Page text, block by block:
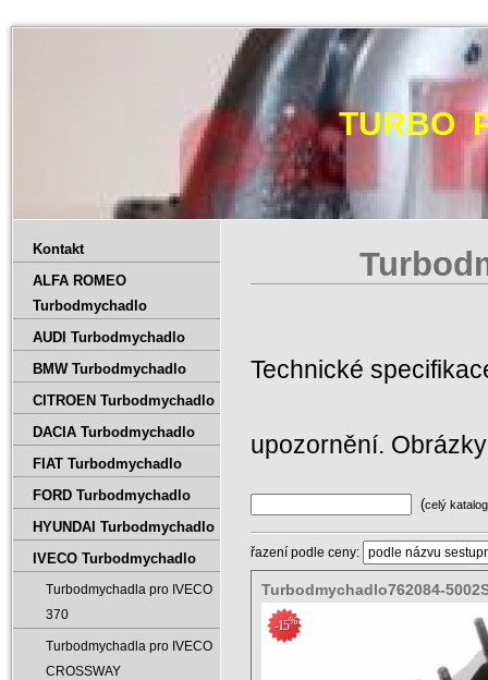
TURBO
Technické
upozornění.
(celý katalog
řazení podle ceny:
Turbodmychadlo762084-
504136806
-15%
Kontakt
ALFA ROMEO
Turbodmychadlo
AUDI Turbodmychadlo
BMW Turbodmychadlo
CITROEN Turbodmychadlo
DACIA Turbodmychadlo
FIAT Turbodmychadlo
FORD Turbodmychadlo
HYUNDAI Turbodmychadlo
IVECO Turbodmychadlo
Turbodmychadla pro IVECO
370
Turbodmychadla pro IVECO
CROSSWAY